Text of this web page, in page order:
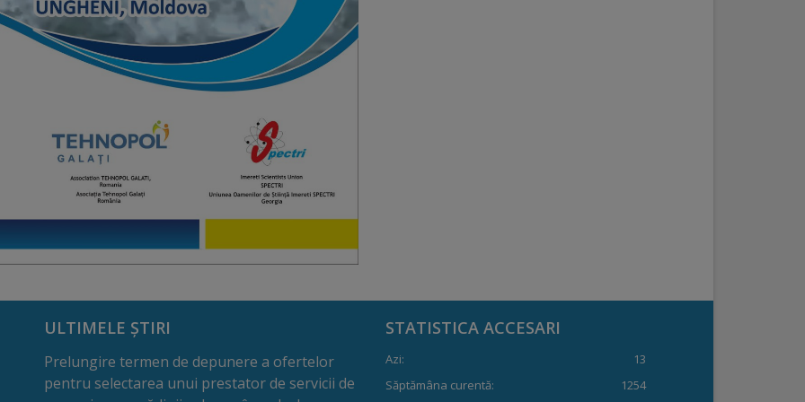
ULTIMELE ȘTIRI
Prelungire termen de depunere a ofertelor
pentru selectarea unui prestator de servicii de
STATISTICA ACCESARI
Azi:
13
Săptămâna curentă:
1254